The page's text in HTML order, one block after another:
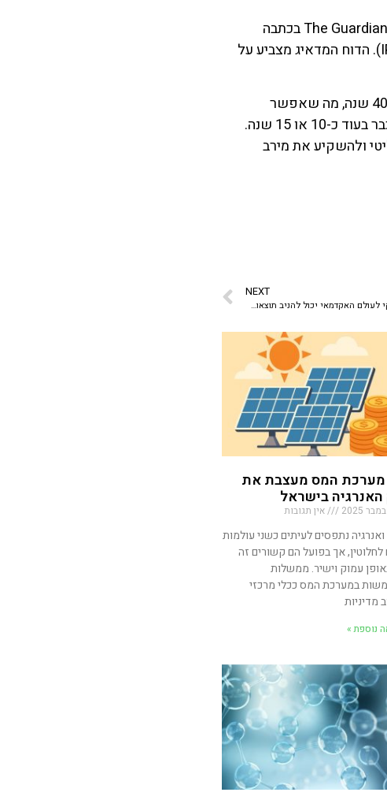
The Guardianבכתבה
שמסקרת את הדוח החדש של הפאנל הבין ממשלתי של שינוי האקלים (ה-IPPC). הדוח המדאיג מצביע על
אריאל מליק: "פעם חשבו שנזקי ההתחממות הגלובלית האמתיים יגיעו רק בעוד 40 שנה, מה שאפשר
שאננות. היום, בעקבות הדוח של הIPPC, אנו יודעים שאנחנו נראה אסונות טבע כבר בעוד כ-10 או 15 שנה.
ולהשקיע את מירב
NEXT
אריאל מליק: "השילוב בין העולם העסקי לעולם האקדמאי יכול להניב תוצאות מופלאות"
מערכת המס מעצבת את
בישראל
אין תגובות
ואנרגיה נתפסים לעיתים כשני עולמות
לחלוטין, אך בפועל הם קשורים זה
עמוק וישיר. ממשלות
במערכת המס ככלי מרכזי
מדיניות
נוספת »